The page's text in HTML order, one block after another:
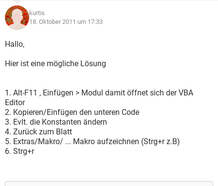
kurtis
18. Oktober 2011 um 17:33
Hallo,
Hier ist eine mögliche Lösung
1. Alt-F11 , Einfügen > Modul damit öffnet sich der VBA
Editor
2. Kopieren/Einfügen den unteren Code
3. Evlt. die Konstanten ändern
4. Zurück zum Blatt
5. Extras/Makro/ ... Makro aufzeichnen (Strg+r z.B)
6. Strg+r